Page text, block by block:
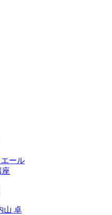
ール
座
山 卓